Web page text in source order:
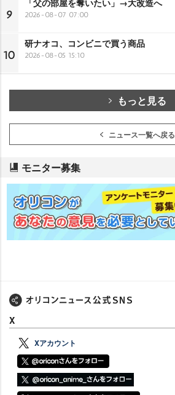
9 2026-08-07 07:00
10
研ナオコ、コンビニで買う商品
2026-08-05 15:10
もっと見る
ニュース一覧へ戻る
モニター募集
X
Xアカウント